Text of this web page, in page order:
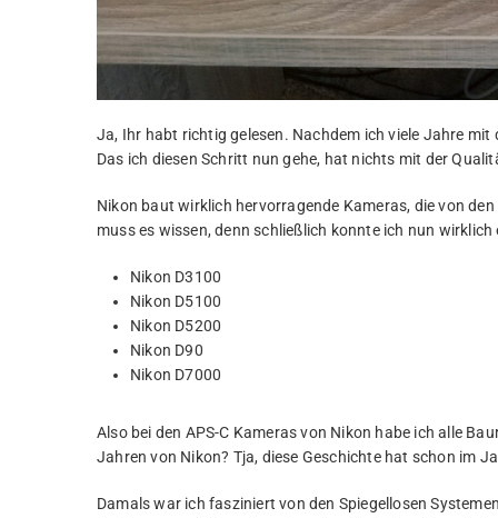
Ja, Ihr habt richtig gelesen. Nachdem ich viele Jahre
Das ich diesen Schritt nun gehe, hat nichts mit der
Nikon baut wirklich hervorragende Kameras, die von
muss es wissen, denn schließlich konnte ich nun wirklich
Nikon D3100
Nikon D5100
Nikon D5200
Nikon D90
Nikon D7000
Also bei den APS-C Kameras von Nikon habe ich alle
Jahren von Nikon? Tja, diese Geschichte hat schon im
Damals war ich fasziniert von den Spiegellosen